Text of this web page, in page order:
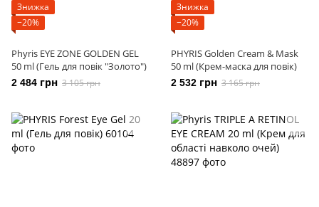
Знижка
−20%
Phyris EYE ZONE GOLDEN GEL
50 ml (Гель для повік "Золото")
2 484 грн 3 105 грн
Знижка
−20%
PHYRIS Golden Cream & Mask
50 ml (Крем-маска для повік)
2 532 грн 3 165 грн